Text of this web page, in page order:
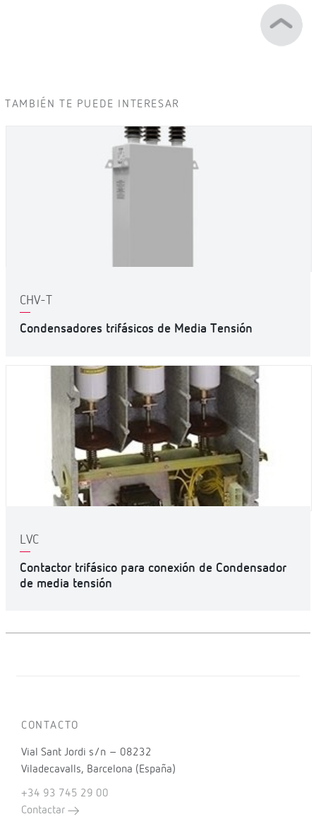
TAMBIÉN TE PUEDE INTERESAR
CHV-T
Condensadores trifásicos de Media Tensión
LVC
Contactor trifásico para conexión de Condensador
de media tensión
CONTACTO
Vial Sant Jordi s/n – 08232
Viladecavalls, Barcelona (España)
+34 93 745 29 00
Contactar